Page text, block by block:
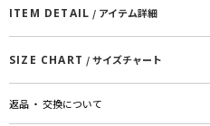
ITEM DETAIL / アイテム詳細
SIZE CHART / サイズチャート
返品 ・ 交換について